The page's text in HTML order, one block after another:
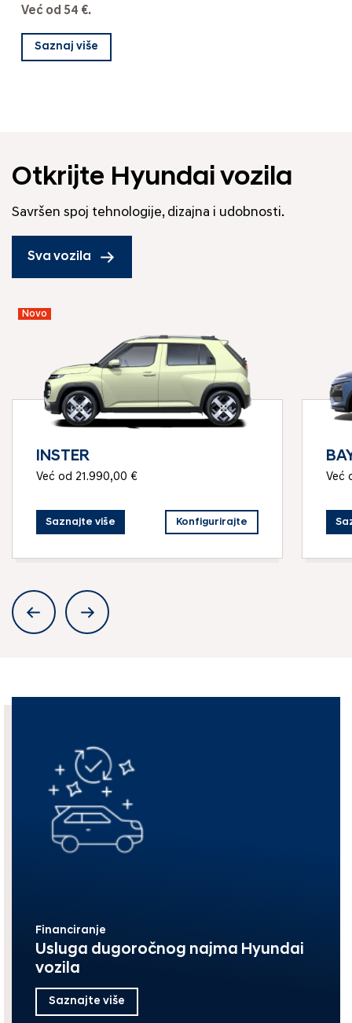
Već od 54 €.
Saznaj više
Otkrijte Hyundai vozila
Savršen spoj tehnologije, dizajna i udobnosti.
Sva vozila
Novo
INSTER
Već od 21.990,00 €
Saznajte više Konfigurirajte
Već
Financiranje
Usluga dugoročnog najma Hyundai
vozila
Saznajte više